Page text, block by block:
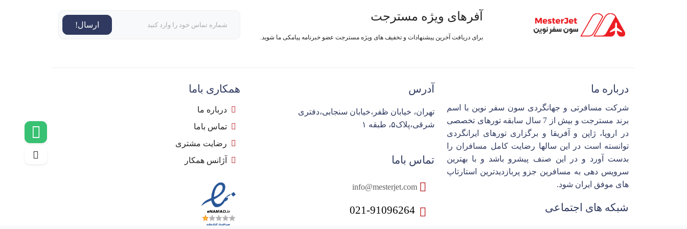
آفرهای ویژه مسترجت
برای دریافت آخرین پیشنهادات و تخفیف های ویژه مسترجت عضو خبرنامه پیامکی ما شوید.
ارسال!
درباره ما
شرکت مسافرتی و جهانگردی سون سفر نوین با اسم
برند مسترجت و بیش از 7 سال سابقه تورهای تخصصی
در اروپا، ژاپن و آفریقا و برگزاری تورهای ایرانگردی
توانسته است در این سالها رضایت کامل مسافران را
بدست آورد و در این صنف پیشرو باشد و با بهترین
سرویس دهی به مسافرین جزو پربازدیدترین استارتاپ
های موفق ایران شود.
شبکه های اجتماعی
آدرس
تهران، خیابان ظفر،خیابان سنجابی،دفتری
شرقی،پلاک۵، طبقه ۱
تماس باما
021-91096264
همکاری باما
درباره ما
تماس باما
رضایت مشتری
آژانس همکار